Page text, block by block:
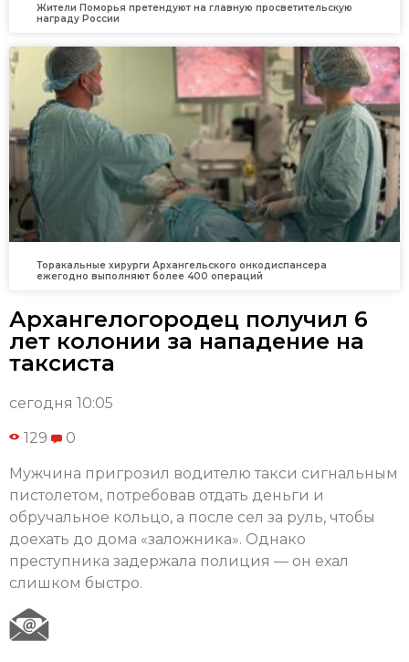
Жители Поморья претендуют на главную просветительскую
награду России
Торакальные хирурги Архангельского онкодиспансера
ежегодно выполняют более 400 операций
Архангелогородец получил 6
лет колонии за нападение на
таксиста
сегодня 10:05
129 0
Мужчина пригрозил водителю такси сигнальным
пистолетом, потребовав отдать деньги и
обручальное кольцо, а после сел за руль, чтобы
доехать до дома «заложника». Однако
преступника задержала полиция — он ехал
слишком быстро.